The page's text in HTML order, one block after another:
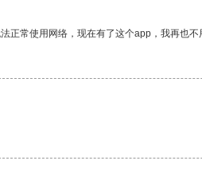
常使用网络，现在有了这个app，我再也不